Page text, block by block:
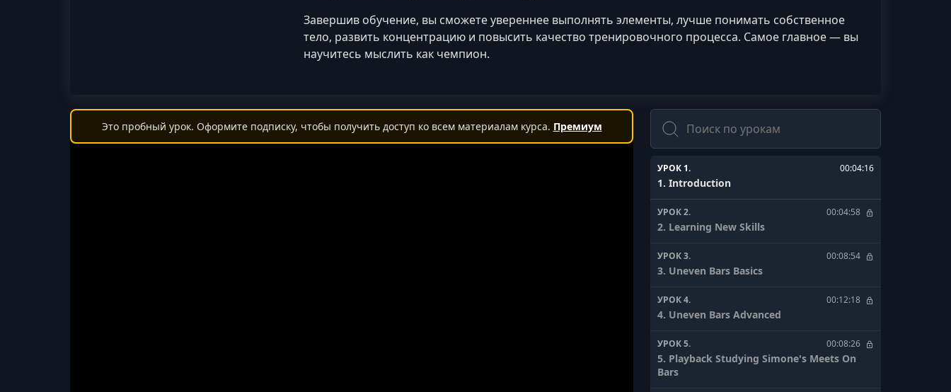
Завершив обучение, вы сможете увереннее выполнять элементы, лучше понимать собственное
тело, развить концентрацию и повысить качество тренировочного процесса. Самое главное — вы
научитесь мыслить как чемпион.
Это пробный урок. Оформите подписку, чтобы получить доступ ко всем материалам курса. Премиум
Поиск
УРОК 1. 00:04:16
1. Introduction
УРОК 2. 00:04:58
2. Learning New Skills
УРОК 3. 00:08:54
3. Uneven Bars Basics
УРОК 4. 00:12:18
4. Uneven Bars Advanced
УРОК 5. 00:08:26
5. Playback Studying Simone's Meets On
Bars